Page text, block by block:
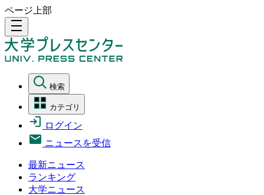
ページ上部
density_medium
検索
カテゴリ
ログイン
ニュースを受信
最新ニュース
ランキング
大学ニュース